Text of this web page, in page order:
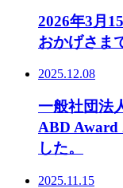
2026年3月
おかげさま
2025.12.08
一般社団法
ABD Award
した。
2025.11.15